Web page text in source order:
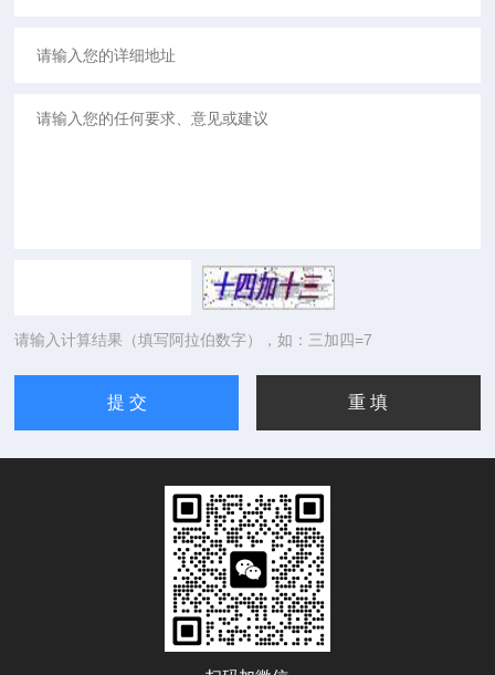
请输入计算结果（填写阿拉伯数字），如：三加四=7